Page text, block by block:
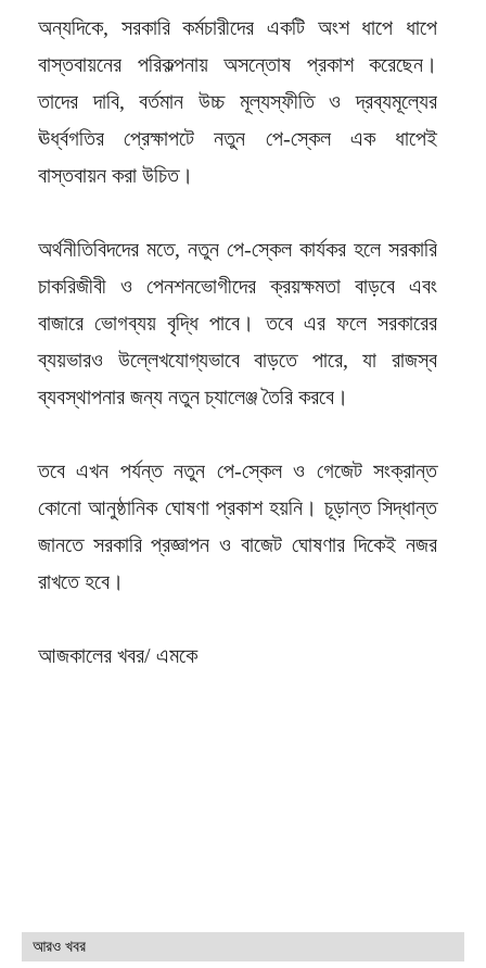
অন্যদিকে, সরকারি কর্মচারীদের একটি অংশ ধাপে ধাপে
বাস্তবায়নের পরিকল্পনায় অসন্তোষ প্রকাশ করেছেন।
তাদের দাবি, বর্তমান উচ্চ মূল্যস্ফীতি ও দ্রব্যমূল্যের
ঊর্ধ্বগতির প্রেক্ষাপটে নতুন পে-স্কেল এক ধাপেই
বাস্তবায়ন করা উচিত।
অর্থনীতিবিদদের মতে, নতুন পে-স্কেল কার্যকর হলে সরকারি
চাকরিজীবী ও পেনশনভোগীদের ক্রয়ক্ষমতা বাড়বে এবং
বাজারে ভোগব্যয় বৃদ্ধি পাবে। তবে এর ফলে সরকারের
ব্যয়ভারও উল্লেখযোগ্যভাবে বাড়তে পারে, যা রাজস্ব
ব্যবস্থাপনার জন্য নতুন চ্যালেঞ্জ তৈরি করবে।
তবে এখন পর্যন্ত নতুন পে-স্কেল ও গেজেট সংক্রান্ত
কোনো আনুষ্ঠানিক ঘোষণা প্রকাশ হয়নি। চূড়ান্ত সিদ্ধান্ত
জানতে সরকারি প্রজ্ঞাপন ও বাজেট ঘোষণার দিকেই নজর
রাখতে হবে।
আজকালের খবর/ এমকে
আরও খবর